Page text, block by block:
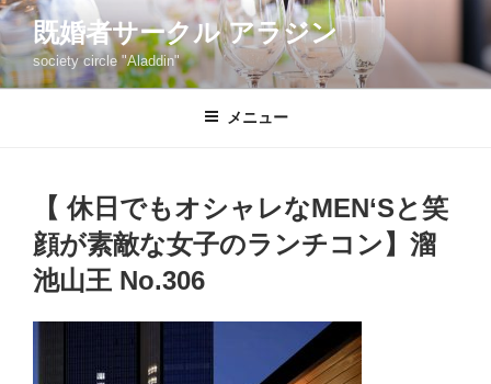
コ
ン
テ
ン
既婚者サークル アラジン
society circle "Aladdin"
メニュー
【 休日でもオシャレなMEN‘Sと笑
顔が素敵な女子のランチコン】溜
池山王 No.306